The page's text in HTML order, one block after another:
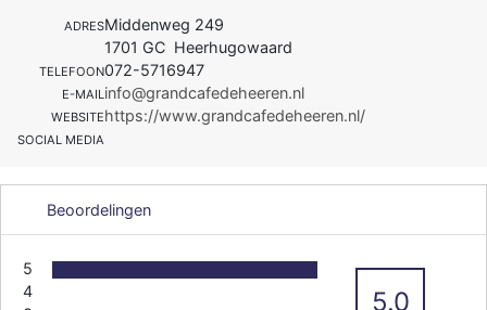
ADRESMiddenweg 249
1701 GC Heerhugowaard
TELEFOON072-5716947
E-MAIL info@grandcafedeheeren.nl
WEBSITEhttps://www.grandcafedeheeren.nl/
SOCIAL MEDIA
Beoordelingen
5
4
5.0